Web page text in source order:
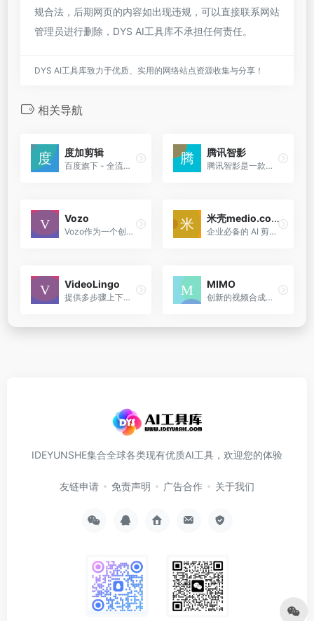
规合法，后期网页的内容如出现违规，可以直接联系网站
管理员进行删除，DYS AI工具库不承担任何责任。
DYS AI工具库致力于优质、实用的网络站点资源收集与分享！
相关导航
度加剪辑
百度旗下 - 全流程AI创作工具
腾讯智影
腾讯智影是一款集素材搜集、视频剪辑、渲染导出和发布于一体的云端智能视频创作工具。它提供强大的AI智能工具，支持文本配音、数字人播报、自动字幕识别等功能，助力影视行业翻新...
Vozo
Vozo作为一个创新的AI视频编辑工具，通过其强大的脚本重写、声音编辑和口型同步功能，为用户提供了一个简单、高效的视频内容更新和本地化解决方案。
米壳medio.cool
企业必备的 AI 剪辑工具，提供视频去水印、商品翻译、商品解说等功能，助力企业无惧出海，轻松实现视频内容的本地化和推广，无需下载，即可在线使用，方便快捷，支持企业在全球化...
VideoLingo
提供多步骤上下文翻译、专业术语智能识别、影视级双语字幕制作、智能配音以及一键生成字幕配音等服务，支持多语言互译，助力视频内容全球传播，让知识无国界。
MIMO
创新的视频合成平台，通过空间分解建模，实现对角色、动作和场景的可控合成，支持从单张图片生成可动画化角色，提取复杂3D动作，以及处理交互式现实场景，为用户提供高度灵活和逼...
IDEYUNSHE集合全球各类现有优质AI工具，欢迎您的体验
友链申请 免责声明 广告合作 关于我们